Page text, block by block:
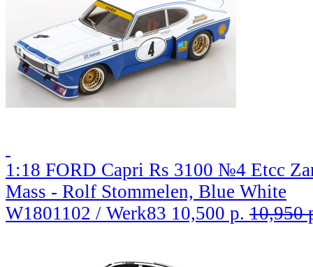
1:18 FORD Capri Rs 3100 №4 Etcc
Mass - Rolf Stommelen, Blue White
W1801102 / Werk83 10,500 р. 10,950